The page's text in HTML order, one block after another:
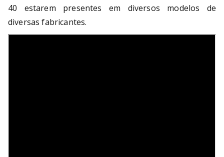
40 estarem presentes em diversos modelos de
diversas fabricantes.